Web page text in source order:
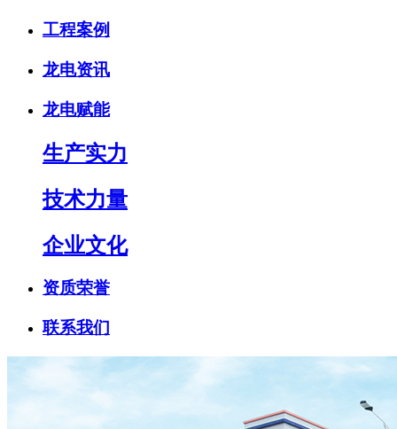
工程案例
龙电资讯
龙电赋能
生产实力
技术力量
企业文化
资质荣誉
联系我们